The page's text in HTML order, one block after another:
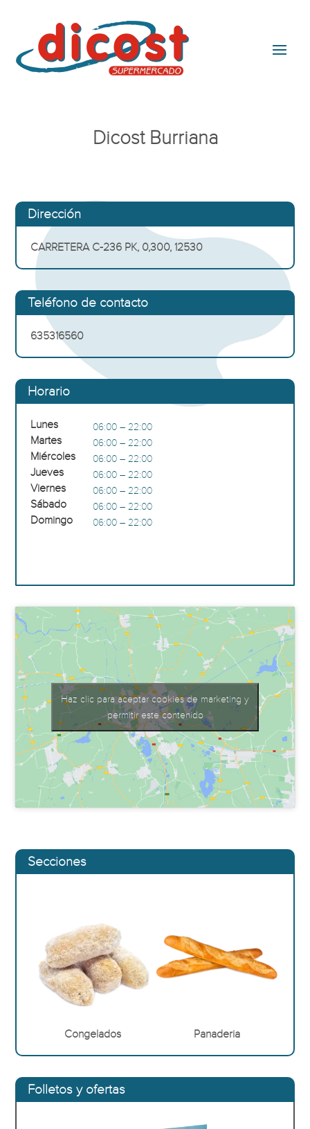
Dicost Burriana
Dirección
CARRETERA C-236 PK, 0,300, 12530
Teléfono de contacto
635316560
Horario
Lunes 06:00 – 22:00
Martes 06:00 – 22:00
Miércoles 06:00 – 22:00
Jueves 06:00 – 22:00
Viernes 06:00 – 22:00
Sábado 06:00 – 22:00
Domingo 06:00 – 22:00
Haz clic para aceptar cookies de marketing y
permitir este contenido
Secciones
Congelados Panaderia
Folletos y ofertas